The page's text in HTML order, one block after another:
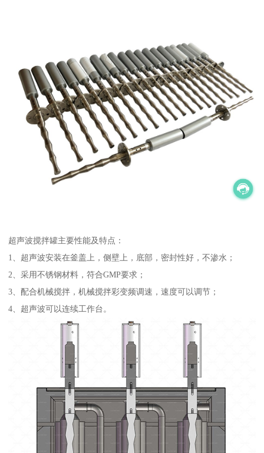
超声波搅拌罐主要性能及特点：
1、超声波安装在釜盖上，侧壁上，底部，密封性好，不渗水；
2、采用不锈钢材料，符合GMP要求；
3、配合机械搅拌，机械搅拌彩变频调速，速度可以调节；
4、超声波可以连续工作台。